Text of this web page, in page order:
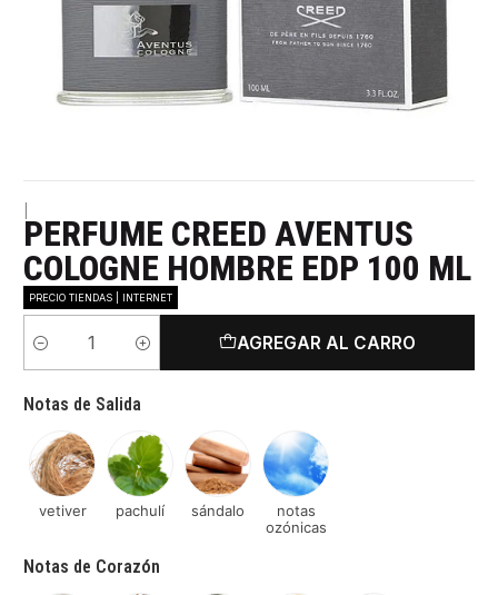
PERFUME CREED AVENTUS
COLOGNE HOMBRE EDP 100 ML
PRECIO TIENDAS | INTERNET
Cantidad
AGREGAR AL CARRO
Notas de Salida
vetiver pachulí sándalo
notas
ozónicas
Notas de Corazón